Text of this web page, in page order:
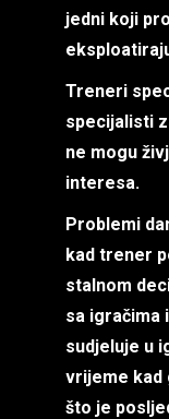
jedni koji
Treneri
specijalisti
ne mogu
interesa.
Problemi
kad trener
stalnom
sa igračima
sudjeluje u
vrijeme kad
što je